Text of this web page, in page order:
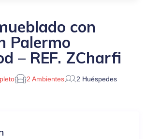
con
Palermo
– REF. ZCharfi
2 Ambientes
2 Huéspedes